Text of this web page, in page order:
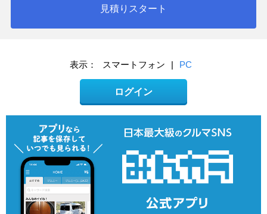
見積りスタート
表示： スマートフォン | PC
ログイン